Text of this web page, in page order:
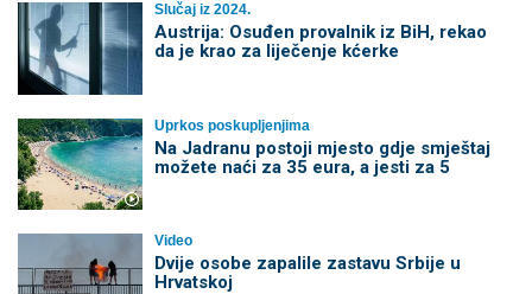
Slučaj iz 2024.
Austrija: Osuđen provalnik iz BiH, rekao
da je krao za liječenje kćerke
Uprkos poskupljenjima
Na Jadranu postoji mjesto gdje smještaj
možete naći za 35 eura, a jesti za 5
Video
Dvije osobe zapalile zastavu Srbije u
Hrvatskoj